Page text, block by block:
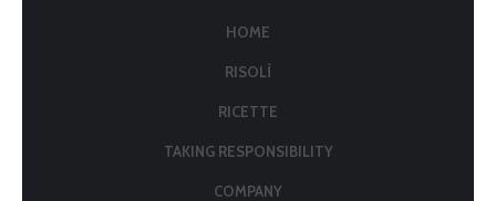
HOME
RISOLÌ
RICETTE
TAKING RESPONSIBILITY
COMPANY